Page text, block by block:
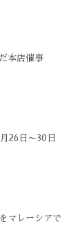
本店催事
26日〜30日
マレーシアで